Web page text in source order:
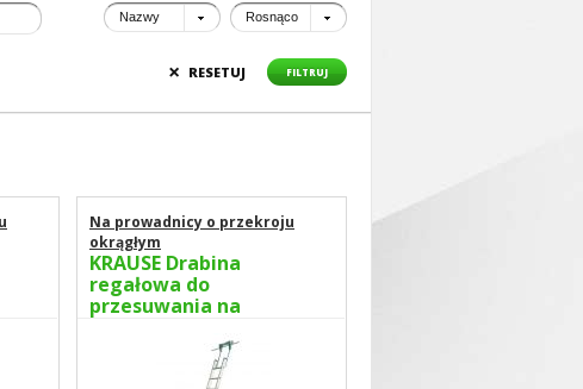
Nazwy Rosnąco
FILTRUJ
× RESETUJ
Na prowadnicy o przekroju
okrągłym
KRAUSE Drabina
regałowa do
przesuwania na
wys.rob. 3,15m 819338